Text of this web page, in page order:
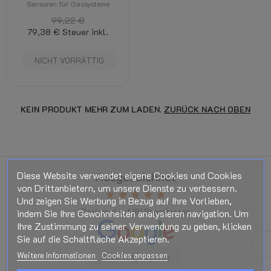
Sensoren für Gassysteme
99,22 €
79,38 € Steuer inkl.
NICHT VORRÄTTIG
KEIN PRODUKT MEHR ZUM LADEN. ZURÜCK NACH OBEN
Ausgezeichnet
star star star starstar
Basierend auf181Bewertungen
Bewertung abgeben
Diese Website verwendet eigene Cookies und Cookies
von Drittanbietern, um unsere Dienste zu verbessern.
Und zeigen Sie Werbung in Bezug auf Ihre Vorlieben,
indem Sie Ihre Gewohnheiten analysieren navigation. Um
Ihre Zustimmung zu seiner Verwendung zu geben, klicken
Sie auf die Schaltfläche Akzeptieren.
Weitere Informationen Cookies anpassen